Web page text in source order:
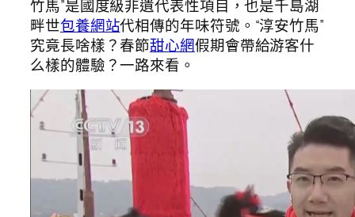
竹馬”是國度級非遺代表性項目，也是千島湖
畔世包養網站代相傳的年味符號。“淳安竹馬”
究竟長啥樣？春節甜心網假期會帶給游客什
么樣的體驗？一路來看。